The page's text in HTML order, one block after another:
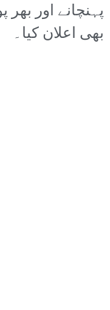
پہنچانے اور بھر
بھی اعلان کیا۔